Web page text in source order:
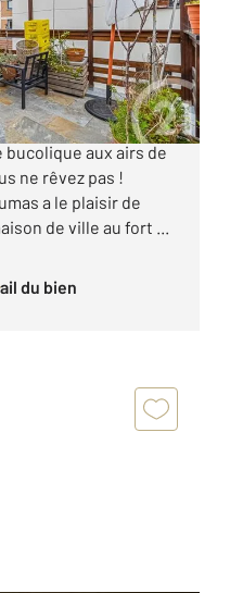
€
du Village de
bucolique aux airs de
ne rêvez pas !
a le plaisir de
de ville au fort ...
du bien